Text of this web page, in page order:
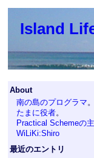
Island
About
南の島のプログラマ。
たまに役者。
Practical Schemeの主
WiLiKi:Shiro
最近のエントリ